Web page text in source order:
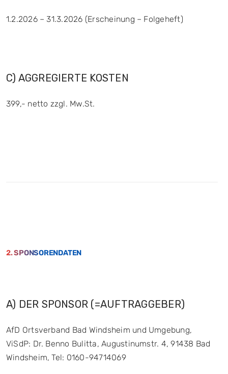
1.2.2026 – 31.3.2026 (Erscheinung – Folgeheft)
C) AGGREGIERTE KOSTEN
399,- netto zzgl. Mw.St.
2. SPONSORENDATEN
A) DER SPONSOR (=AUFTRAGGEBER)
AfD Ortsverband Bad Windsheim und Umgebung,
ViSdP: Dr. Benno Bulitta, Augustinumstr. 4, 91438 Bad
Windsheim, Tel: 0160-94714069